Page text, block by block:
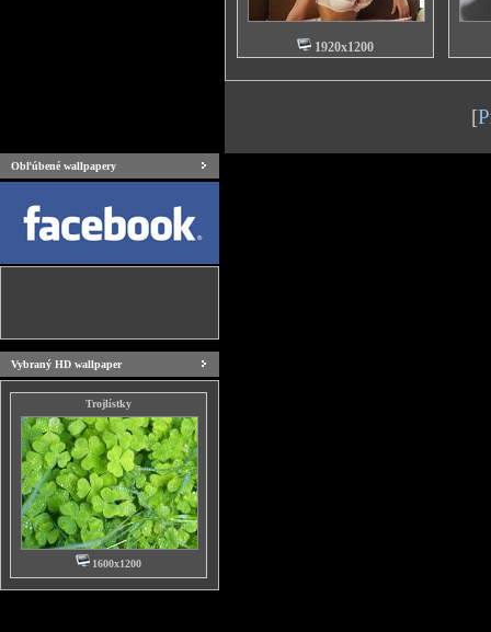
1920x1200
[
Obľúbené wallpapery
Vybraný HD wallpaper
Trojlístky
1600x1200